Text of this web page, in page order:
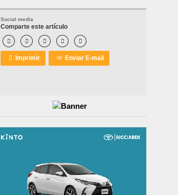
Social media
Comparte este artículo
    
 Imprimir ✉ Enviar E-mail